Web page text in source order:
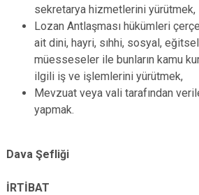
sekretarya hizmetlerini yürütmek,
Lozan Antlaşması hükümleri
ait dini, hayri, sıhhi, sosyal,
müesseseler ile bunların kamu
ilgili iş ve işlemlerini yürütmek,
Mevzuat veya vali tarafından
yapmak.
Dava Şefliği
İRTİBAT